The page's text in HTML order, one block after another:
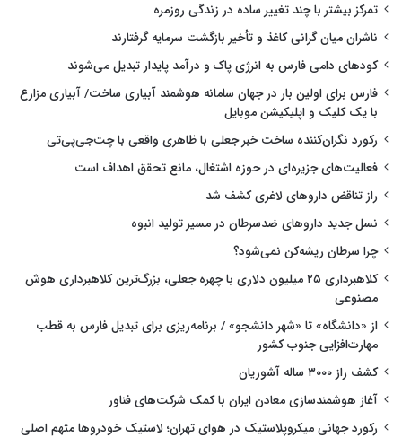
تمرکز بیشتر با چند تغییر ساده در زندگی روزمره
ناشران میان گرانی کاغذ و تأخیر بازگشت سرمایه گرفتارند
کودهای دامی فارس به انرژی پاک و درآمد پایدار تبدیل می‌شوند
فارس برای اولین بار در جهان سامانه هوشمند آبیاری ساخت/ آبیاری مزارع
با یک کلیک و اپلیکیشن موبایل
رکورد نگران‌کننده ساخت خبر جعلی با ظاهری واقعی با چت‌جی‌پی‌تی
فعالیت‌های جزیره‌ای در حوزه اشتغال، مانع تحقق اهداف است
راز تناقض داروهای لاغری کشف شد
نسل جدید داروهای ضدسرطان در مسیر تولید انبوه
چرا سرطان ریشه‌کن نمی‌شود؟
کلاهبرداری ۲۵ میلیون دلاری با چهره جعلی، بزرگ‌ترین کلاهبرداری هوش
مصنوعی
از «دانشگاه» تا «شهر دانشجو» / برنامه‌ریزی برای تبدیل فارس به قطب
مهارت‌افزایی جنوب کشور
کشف راز ۳۰۰۰ ساله آشوریان
آغاز هوشمندسازی معادن ایران با کمک شرکت‌های فناور
رکورد جهانی میکروپلاستیک در هوای تهران؛ لاستیک خودروها متهم اصلی